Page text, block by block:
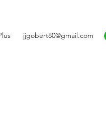
jjgobert80@gmail.com